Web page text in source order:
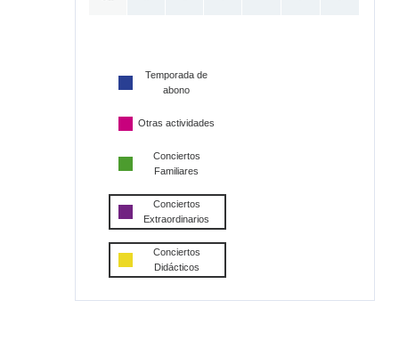
Temporada de
abono
Otras actividades
Conciertos
Familiares
Conciertos
Extraordinarios
Conciertos
Didácticos